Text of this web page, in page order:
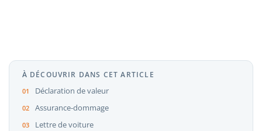
À DÉCOUVRIR DANS CET ARTICLE
Déclaration de valeur
Assurance-dommage
Lettre de voiture